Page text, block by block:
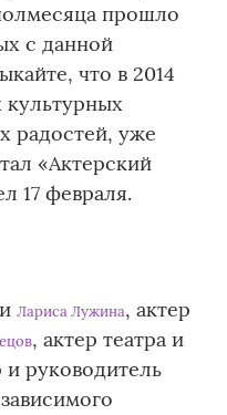
прошло
с данной
что в 2014
культурных
радостей, уже
«Актерский
17 февраля.
Лариса Лужина, актер
, актер театра и
и руководитель